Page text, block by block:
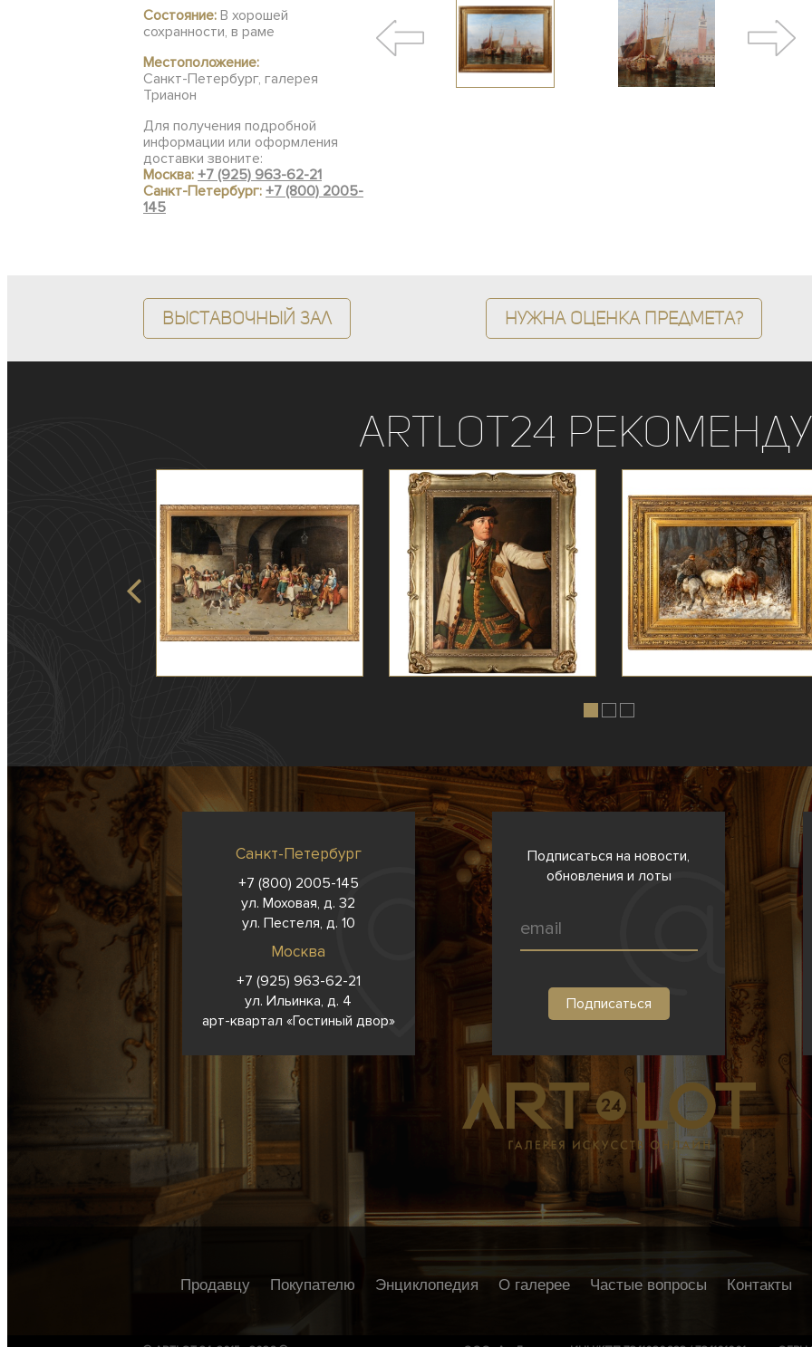
Состояние: В хорошей
сохранности, в раме
Местоположение:
Санкт-Петербург, галерея
Трианон
Для получения подробной
информации или оформления
доставки звоните:
Москва: +7 (925) 963-62-21
Санкт-Петербург: +7 (800) 2005-
145
Выставочный зал Нужна оценка предмета?
ArtLot24
Санкт-Петербург
+7 (800) 2005-145
ул. Моховая, д. 32
ул. Пестеля, д. 10
Москва
+7 (925) 963-62-21
ул. Ильинка, д. 4
арт-квартал «Гостиный двор»
Подписаться на новости,
обновления и лоты
Продавцу Покупателю Энциклопедия О галерее Частые вопросы Контакты